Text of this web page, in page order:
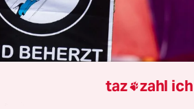
taz zahl ich